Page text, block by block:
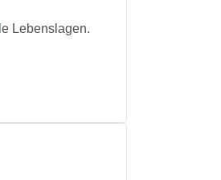
Lebenslagen.